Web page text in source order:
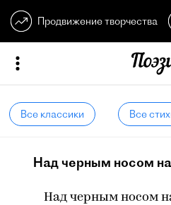
Продвижение творчества
Все классики Все
Над черным носом
Над черным носом